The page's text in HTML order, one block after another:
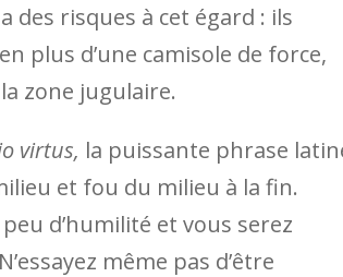
des risques à cet égard : ils
plus d’une camisole de force,
zone jugulaire.
virtus, la puissante phrase
et fou du milieu à la fin.
d’humilité et vous serez
même pas d’être